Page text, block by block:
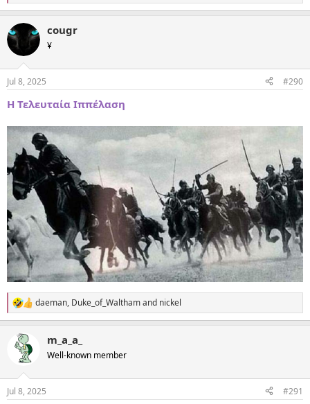
e
c
t
i
n
s
cougr
¥
Jul 8, 2025 #290
Η Τελευταία Ιππέλαση
R
e
c
n
s
daeman, Duke_of_Walthamand nickel
m_a_a_
Well-known member
Jul 8, 2025 #291